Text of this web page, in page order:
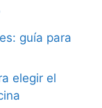
guía para
elegir el